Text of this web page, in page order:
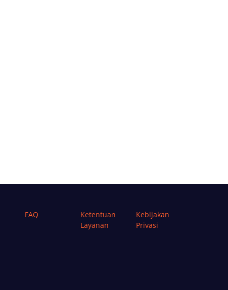
FAQ
Ketentuan
Layanan
Kebijakan
Privasi